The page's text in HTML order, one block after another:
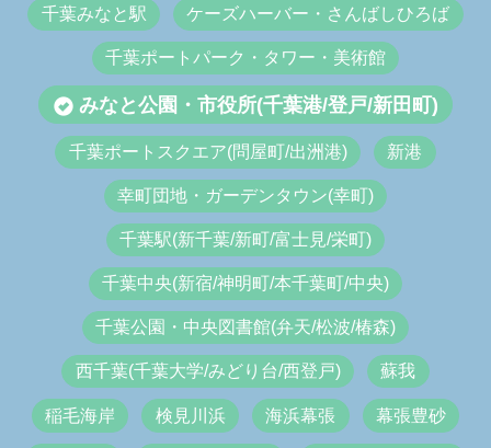
千葉みなと駅 ケーズハーバー・さんばしひろば
千葉ポートパーク・タワー・美術館
みなと公園・市役所(千葉港/登戸/新田町)
千葉ポートスクエア(問屋町/出洲港) 新港
幸町団地・ガーデンタウン(幸町)
千葉駅(新千葉/新町/富士見/栄町)
千葉中央(新宿/神明町/本千葉町/中央)
千葉公園・中央図書館(弁天/松波/椿森)
西千葉(千葉大学/みどり台/西登戸) 蘇我
稲毛海岸 検見川浜 海浜幕張 幕張豊砂